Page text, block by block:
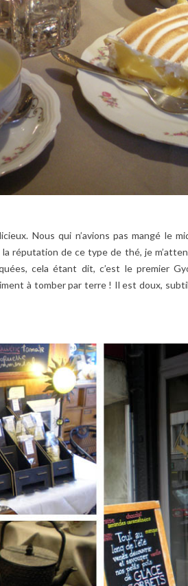
Nous qui n’avions pas mangé le
réputation de ce type de thé, je
cela étant dit, c’est le premier
à tomber par terre ! Il est doux,